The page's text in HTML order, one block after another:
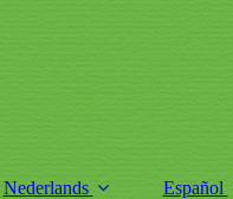
Nederlands Español